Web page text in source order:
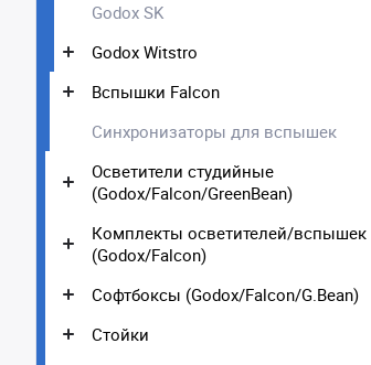
Godox SK
Godox Witstro
Вспышки Falcon
Синхронизаторы для вспышек
Осветители студийные
(Godox/Falcon/GreenBean)
Комплекты осветителей/вспышек
(Godox/Falcon)
Софтбоксы (Godox/Falcon/G.Bean)
Стойки